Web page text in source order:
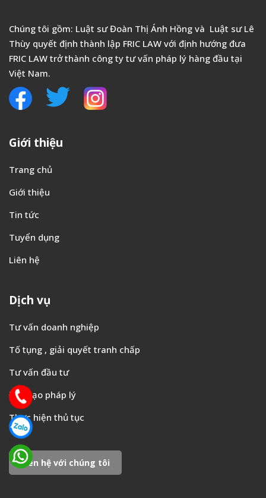
Chúng tôi gồm: Luật sư Đoàn Thị Ánh Hồng và Luật sư Lê
Thùy quyết định thành lập FRIC LAW với định hướng đưa
FRIC LAW trở thành công ty tư vấn pháp lý hàng đầu tại
Việt Nam.
Giới thiệu
Trang chủ
Giới thiệu
Tin tức
Tuyển dụng
Liên hệ
Dịch vụ
Tư vấn doanh nghiệp
Tố tụng , giải quyết tranh chấp
Tư vấn đầu tư
Đào tạo pháp lý
Thực hiện thủ tục
Liên hệ với chúng tôi